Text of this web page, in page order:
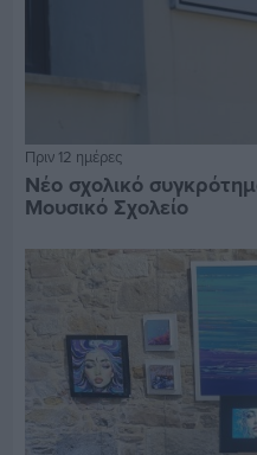
Πριν 12 ημέρες
Νέο σχολικό
Μουσικό Σχολείο